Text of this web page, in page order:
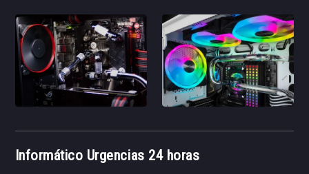
Informático Urgencias 24 horas